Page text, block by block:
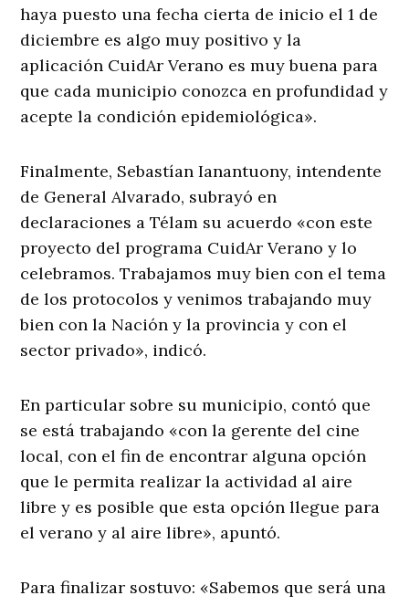
haya puesto una fecha cierta de inicio el 1 de
diciembre es algo muy positivo y la
aplicación CuidAr Verano es muy buena para
que cada municipio conozca en profundidad y
acepte la condición epidemiológica».
Finalmente, Sebastían Ianantuony, intendente
de General Alvarado, subrayó en
declaraciones a Télam su acuerdo «con este
proyecto del programa CuidAr Verano y lo
celebramos. Trabajamos muy bien con el tema
de los protocolos y venimos trabajando muy
bien con la Nación y la provincia y con el
sector privado», indicó.
En particular sobre su municipio, contó que
se está trabajando «con la gerente del cine
local, con el fin de encontrar alguna opción
que le permita realizar la actividad al aire
libre y es posible que esta opción llegue para
el verano y al aire libre», apuntó.
Para finalizar sostuvo: «Sabemos que será una